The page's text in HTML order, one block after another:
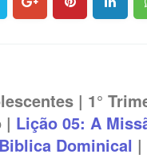
| 1°
| Lição 05: A
Dominical |